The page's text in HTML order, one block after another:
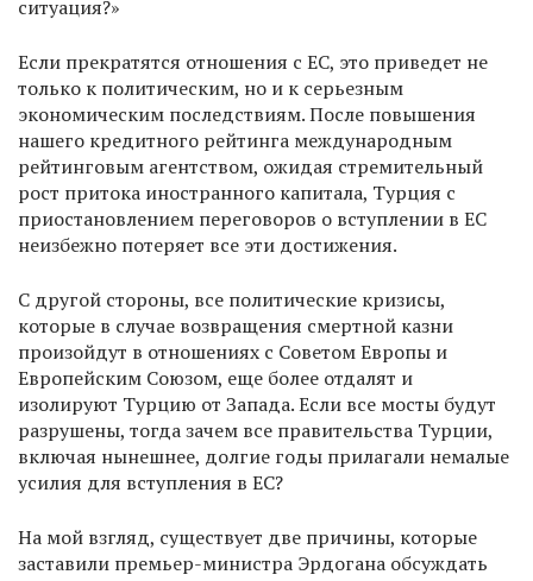
ситуация?»
Если прекратятся отношения с ЕС, это приведет не
только к политическим, но и к серьезным
экономическим последствиям. После повышения
нашего кредитного рейтинга международным
рейтинговым агентством, ожидая стремительный
рост притока иностранного капитала, Турция с
приостановлением переговоров о вступлении в ЕС
неизбежно потеряет все эти достижения.
С другой стороны, все политические кризисы,
которые в случае возвращения смертной казни
произойдут в отношениях с Советом Европы и
Европейским Союзом, еще более отдалят и
изолируют Турцию от Запада. Если все мосты будут
разрушены, тогда зачем все правительства Турции,
включая нынешнее, долгие годы прилагали немалые
усилия для вступления в ЕС?
На мой взгляд, существует две причины, которые
заставили премьер-министра Эрдогана обсуждать